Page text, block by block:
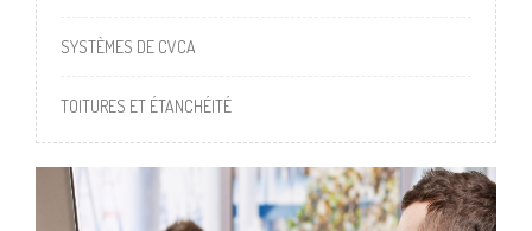
SYSTÈMES DE CVCA
TOITURES ET ÉTANCHÉITÉ